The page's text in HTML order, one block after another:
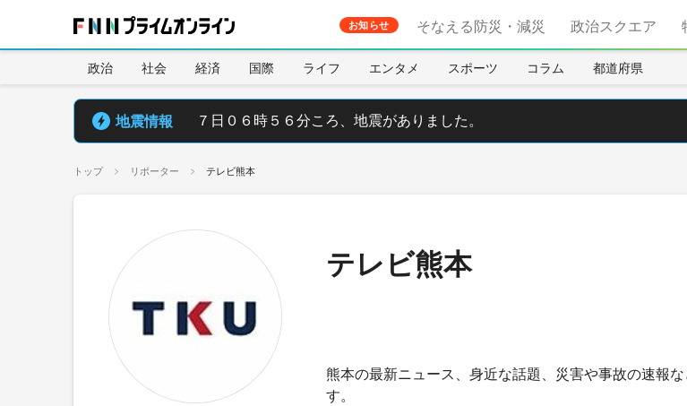
お知らせ そなえる防災・減災 政治スクエア
政治 社会 経済 国際 ライフ エンタメ スポーツ コラム 都道府県
地震情報 ７日０６時５６分ころ、地震がありました。
トップ リポーター テレビ熊本
テレビ熊本
熊本の最新ニュース、身近な話題、災害や事故の速報な
す。